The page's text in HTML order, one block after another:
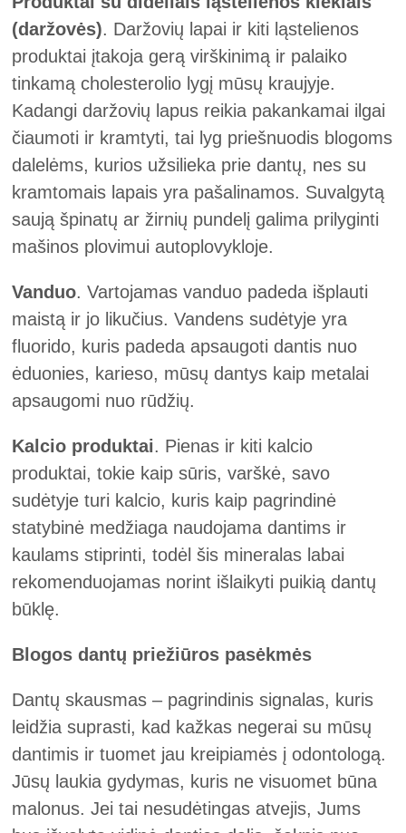
(daržovės). Daržovių lapai ir kiti ląstelienos
produktai įtakoja gerą virškinimą ir palaiko
tinkamą cholesterolio lygį mūsų kraujyje.
Kadangi daržovių lapus reikia pakankamai ilgai
čiaumoti ir kramtyti, tai lyg priešnuodis blogoms
dalelėms, kurios užsilieka prie dantų, nes su
kramtomais lapais yra pašalinamos. Suvalgytą
saują špinatų ar žirnių pundelį galima prilyginti
mašinos plovimui autoplovykloje.
Vanduo. Vartojamas vanduo padeda išplauti
maistą ir jo likučius. Vandens sudėtyje yra
fluorido, kuris padeda apsaugoti dantis nuo
ėduonies, karieso, mūsų dantys kaip metalai
apsaugomi nuo rūdžių.
Kalcio produktai. Pienas ir kiti kalcio
produktai, tokie kaip sūris, varškė, savo
sudėtyje turi kalcio, kuris kaip pagrindinė
statybinė medžiaga naudojama dantims ir
kaulams stiprinti, todėl šis mineralas labai
rekomenduojamas norint išlaikyti puikią dantų
būklę.
Blogos dantų priežiūros pasėkmės
Dantų skausmas – pagrindinis signalas, kuris
leidžia suprasti, kad kažkas negerai su mūsų
dantimis ir tuomet jau kreipiamės į odontologą.
Jūsų laukia gydymas, kuris ne visuomet būna
malonus. Jei tai nesudėtingas atvejis, Jums